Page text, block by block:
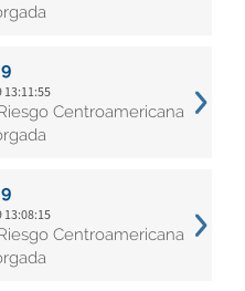
Centroamericana
Centroamericana